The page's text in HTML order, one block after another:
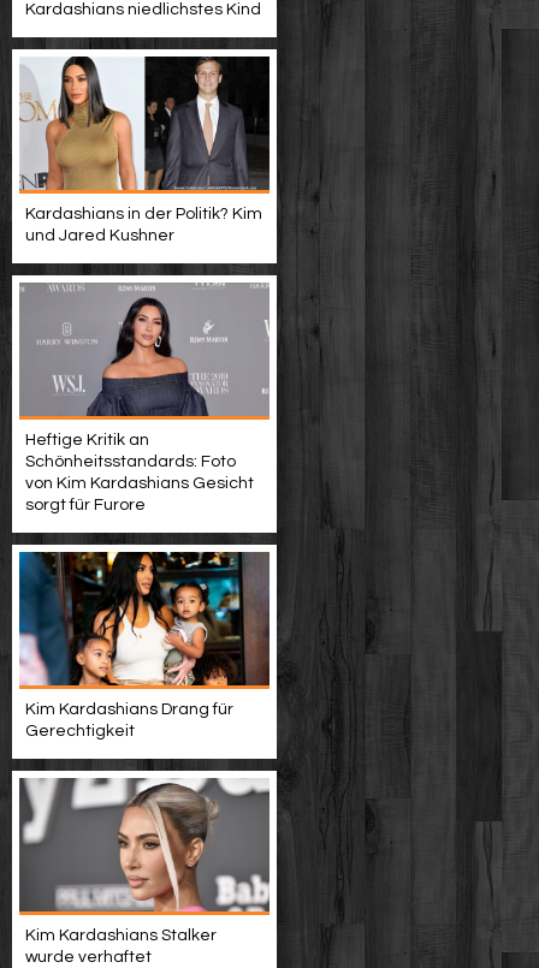
Kardashians niedlichstes Kind
Kardashians in der Politik? Kim
und Jared Kushner
Heftige Kritik an
Schönheitsstandards: Foto
von Kim Kardashians Gesicht
sorgt für Furore
Kim Kardashians Drang für
Gerechtigkeit
Kim Kardashians Stalker
wurde verhaftet